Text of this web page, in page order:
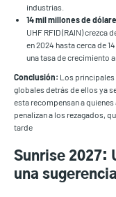
industrias.
14 mil millones de
UHF RFID (RAIN)
en 2024 hasta cerca de
una tasa de crecimiento
Conclusión: Los principales
globales detrás de ellos ya
esta recompensan a
penalizan a los rezagados,
tarde
Sunrise 2027:
una sugerencia